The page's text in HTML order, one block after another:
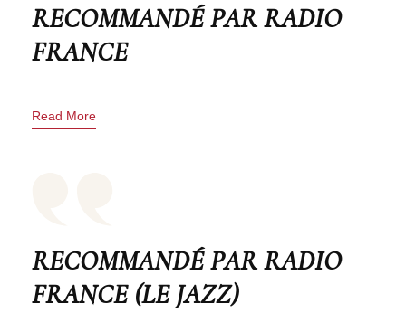
RECOMMANDÉ PAR RADIO
FRANCE
Read More
RECOMMANDÉ PAR RADIO
FRANCE (LE JAZZ)